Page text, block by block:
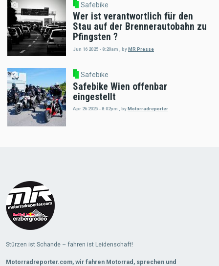
Safebike
Wer ist verantwortlich für den
Stau auf der Brennerautobahn zu
Pfingsten ?
Jun 16 2025 - 8:20am byMR Presse
Safebike
Safebike Wien offenbar
eingestellt
Apr 26 2025 - 8:02pm , by Motorradreporter
Stürzen ist Schande – fahren ist Leidenschaft!
Motorradreporter.com, wir fahren Motorrad, sprechen und